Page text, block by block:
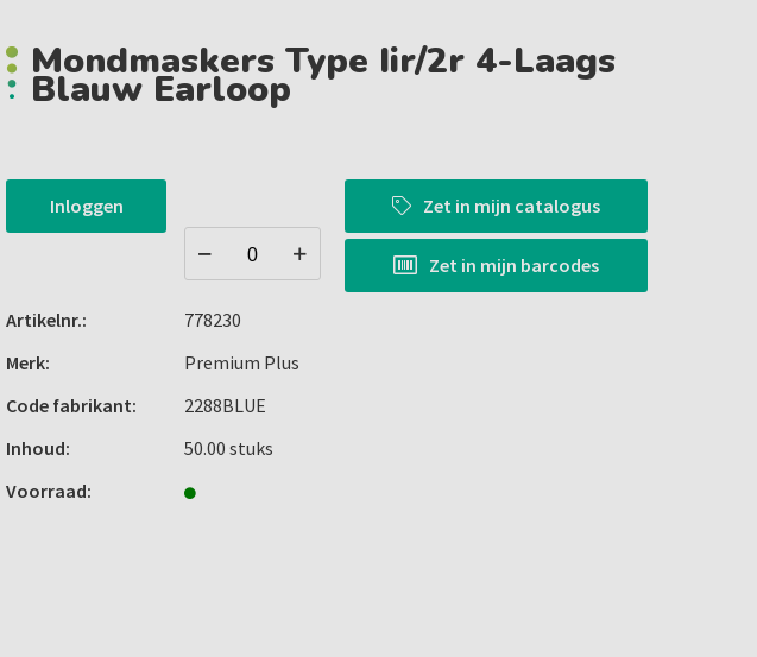
Mondmaskers Type Iir/2r 4-Laags
Blauw Earloop
Inloggen Zet in mijn catalogus
Zet in mijn barcodes
Artikelnr.:
778230
Merk:
Premium Plus
Code fabrikant:
2288BLUE
Inhoud:
50.00 stuks
Voorraad: